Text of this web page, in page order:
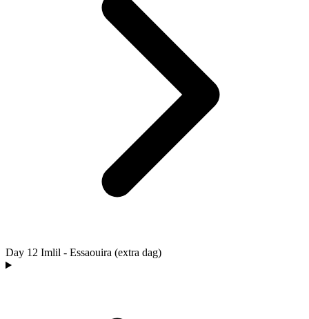
Day 12 Imlil - Essaouira (extra dag)